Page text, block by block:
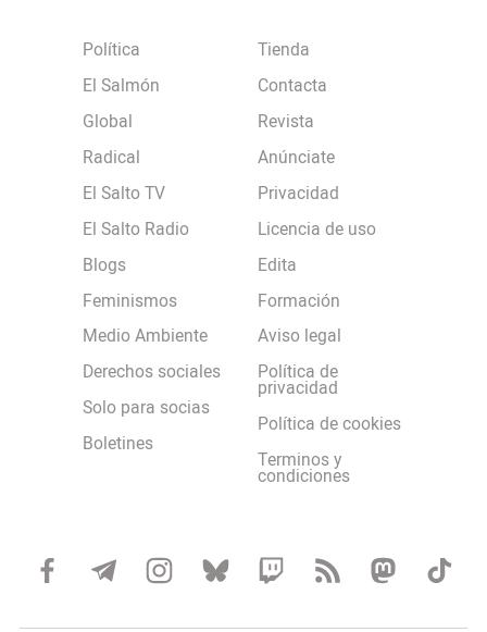
Política
El Salmón
Global
Radical
El Salto TV
El Salto Radio
Blogs
Feminismos
Medio Ambiente
Derechos sociales
Solo para socias
Boletines
Tienda
Contacta
Revista
Anúnciate
Privacidad
Licencia de uso
Edita
Formación
Aviso legal
Política de
privacidad
Política de cookies
Terminos y
condiciones